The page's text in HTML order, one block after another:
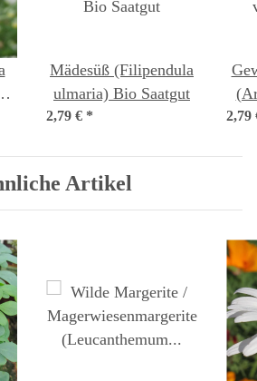
Mädesüß (Filipendula
ulmaria) Bio Saatgut
2,79 € * 2,79
Artikel